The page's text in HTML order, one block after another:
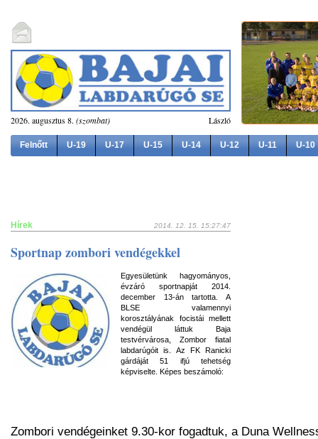
2026. augusztus 8. (szombat) László
Felnőtt U-19 U-17 U-15 U-14 U-12 U-11 U-10
Hírek 2014. 12. 15. 15:27:47
Sportnap zombori vendégekkel
Egyesületünk hagyományos,
évzáró sportnapját 2014.
december 13-án tartotta. A
BLSE valamennyi
korosztályának focistái mellett
vendégül láttuk Baja
testvérvárosa, Zombor fiatal
labdarúgóit is. Az FK Ranicki
gárdáját 51 ifjú tehetség
képviselte. Képes beszámoló:
Zombori vendégeinket 9.30-kor fogadtuk, a Duna